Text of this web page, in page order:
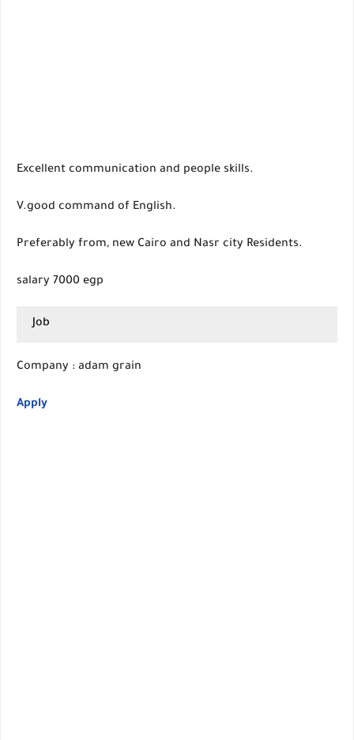
Excellent communication and people skills.
V.good command of English.
Preferably from, new Cairo and Nasr city Residents.
salary 7000 egp
Job
Company : adam grain
Apply